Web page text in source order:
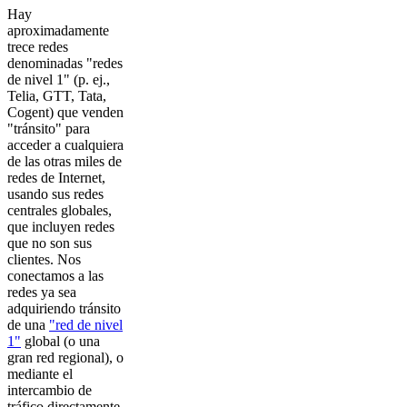
Hay
aproximadamente
trece redes
denominadas "redes
de nivel 1" (p. ej.,
Telia, GTT, Tata,
Cogent) que venden
"tránsito" para
acceder a cualquiera
de las otras miles de
redes de Internet,
usando sus redes
centrales globales,
que incluyen redes
que no son sus
clientes. Nos
conectamos a las
redes ya sea
adquiriendo tránsito
de una "red de nivel
1" global (o una
gran red regional), o
mediante el
intercambio de